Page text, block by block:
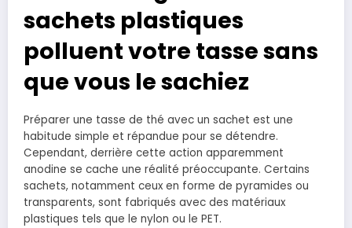
sachets plastiques
polluent votre tasse sans
que vous le sachiez
Préparer une tasse de thé avec un sachet est une
habitude simple et répandue pour se détendre.
Cependant, derrière cette action apparemment
anodine se cache une réalité préoccupante. Certains
sachets, notamment ceux en forme de pyramides ou
transparents, sont fabriqués avec des matériaux
plastiques tels que le nylon ou le PET.